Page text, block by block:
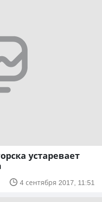
устаревает
4 сентября 2017, 11:51